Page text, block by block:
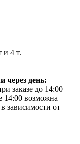
и 4 т.
через день:
заказе до 14:00
14:00 возможна
зависимости от